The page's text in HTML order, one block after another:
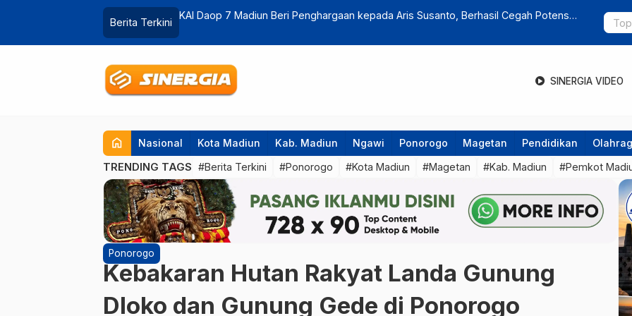
Berita Terkini
KAI Daop 7 Catatkan Kenaikan Penumpang Sekitar 7 Persen
Situs
Bukan
SINERGIA VIDEO
home Nasional Kota Madiun Kab. Madiun Ngawi Ponorogo Magetan Pendidikan
TRENDING TAGS #Berita Terkini #Ponorogo #Kota Madiun #Magetan #Kab. Madiun #Pemkot
Ponorogo
Kebakaran Hutan Rakyat Landa Gunung
Dloko dan Gunung Gede di Ponorogo